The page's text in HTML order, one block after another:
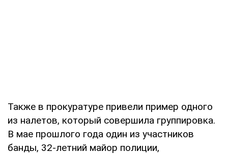
Также в прокуратуре привели пример одного
из налетов, который совершила группировка.
В мае прошлого года один из участников
банды, 32-летний майор полиции,